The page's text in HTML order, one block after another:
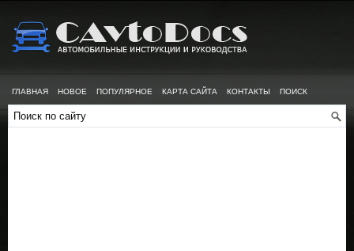
ГЛАВНАЯ НОВОЕ ПОПУЛЯРНОЕ КАРТА САЙТА КОНТАКТЫ ПОИСК